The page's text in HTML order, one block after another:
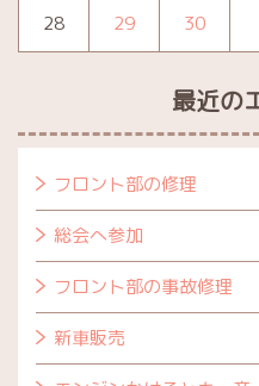
28 29 30
最近の
フロント部の修理
総会へ参加
フロント部の事故修理
新車販売